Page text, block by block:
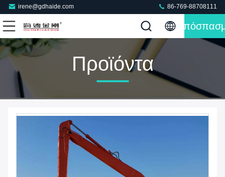
irene@gdhaide.com 86-769-88708111
Προϊόντα